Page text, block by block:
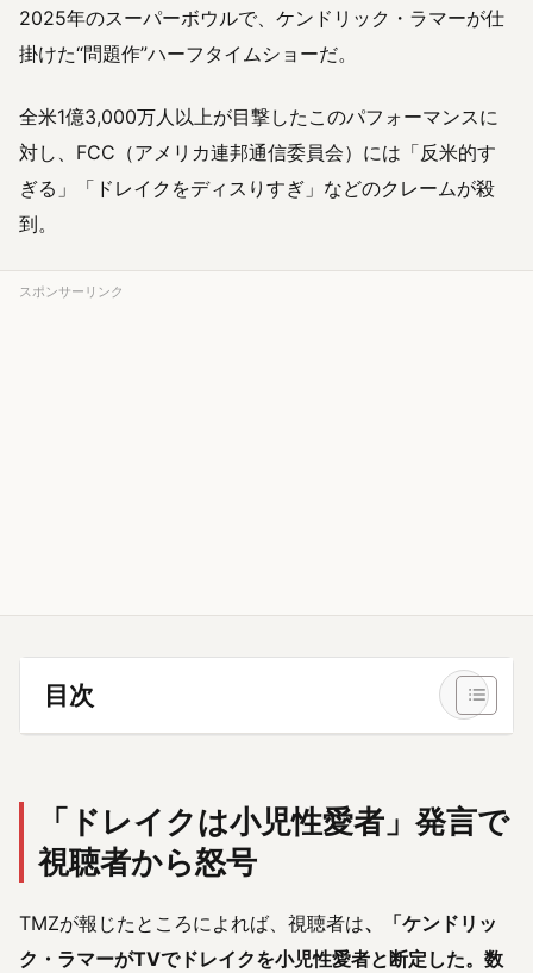
2025年のスーパーボウルで、ケンドリック・ラマーが仕
掛けた“問題作”ハーフタイムショーだ。
全米1億3,000万人以上が目撃したこのパフォーマンスに
対し、FCC（アメリカ連邦通信委員会）には「反米的す
ぎる」「ドレイクをディスりすぎ」などのクレームが殺
到。
スポンサーリンク
目次
「ドレイクは小児性愛者」発言で
視聴者から怒号
TMZが報じたところによれば、視聴者は、「ケンドリッ
ク・ラマーがTVでドレイクを小児性愛者と断定した。数